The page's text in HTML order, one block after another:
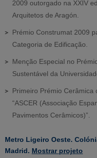
2009 outorgado na XXIV
Arquitetos de Aragón.
Prémio Construmat 2009
Categoria de Edificação.
Menção Especial no
Sustentável da
Primeiro Prémio
“ASCER (Associação
Pavimentos Cerâmicos)”.
Metro Ligeiro Oeste.
Madrid. Mostrar projeto